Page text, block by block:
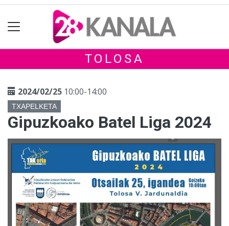
TOLOSA
2024/02/25 10:00-14:00
TXAPELKETA
Gipuzkoako Batel Liga 2024